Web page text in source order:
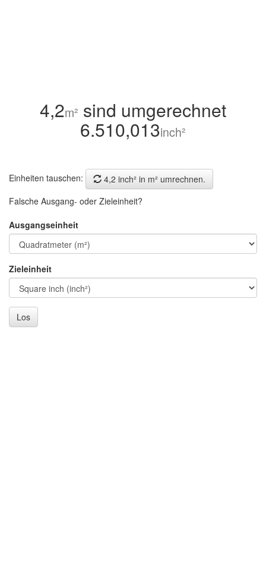
4,2m² sind umgerechnet
6.510,013inch²
Einheiten tauschen:
4,2 inch² in m² umrechnen.
Falsche Ausgang- oder Zieleinheit?
Ausgangseinheit
Zieleinheit
Los